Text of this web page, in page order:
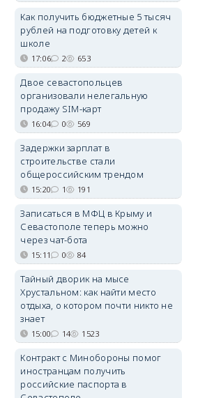
Как получить бюджетные 5 тысяч
рублей на подготовку детей к
школе
17:06 2 653
Двое севастопольцев
организовали нелегальную
продажу SIM-карт
16:04 0 569
Задержки зарплат в
строительстве стали
общероссийским трендом
15:20 1 191
Записаться в МФЦ в Крыму и
Севастополе теперь можно
через чат-бота
15:11 0 84
Тайный дворик на мысе
Хрустальном: как найти место
отдыха, о котором почти никто не
знает
15:00 14 1523
Контракт с Минобороны помог
иностранцам получить
российские паспорта в